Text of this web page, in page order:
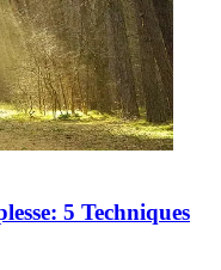
5 Techniques